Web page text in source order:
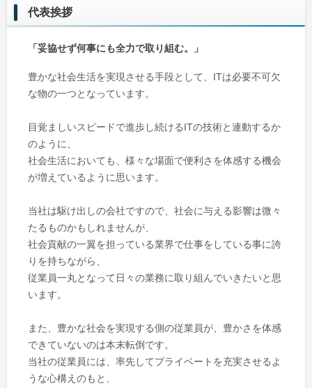
代表挨拶
「妥協せず何事にも全力で取り組む。」
豊かな社会生活を実現させる手段として、 ITは必要不可欠
な物の一つとなっています。
目覚ましいスピードで進歩し続けるITの技術と連動するか
のように、
社会生活においても、様々な場面で便利さを体感する機会
が増えているように思います。
当社は駆け出しの会社ですので、社会に与える影響は微々
たるものかもしれませんが、
社会貢献の一翼を担っている業界で仕事をしている事に誇
りを持ちながら、
従業員一丸となって日々の業務に取り組んでいきたいと思
います。
また、豊かな社会を実現する側の従業員が、豊かさを体感
できていないのは本末転倒です。
当社の従業員には、率先してプライベートを充実させるよ
うな心構えのもと、